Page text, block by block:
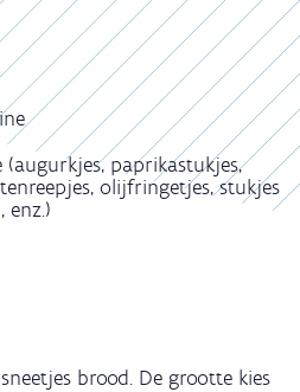
(augurkjes, paprikastukjes,
olijfringetjes, stukjes
enz.)
brood. De grootte kies